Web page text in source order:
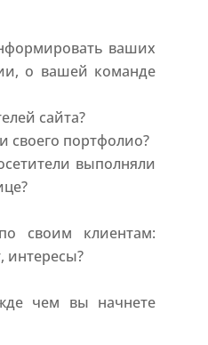
ваших
о вашей команде
сайта?
своего портфолио?
выполняли
своим клиентам:
интересы?
чем вы начнете